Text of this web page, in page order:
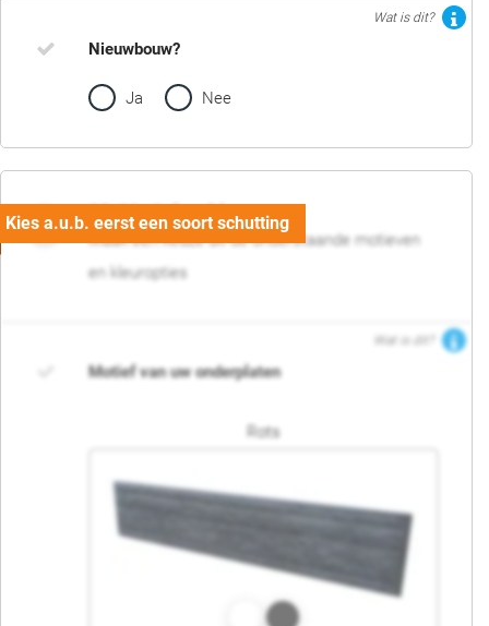
Wat is dit?
Nieuwbouw?
Ja Nee
02. Motief en kleur
Maak een keuze uit de onderstaande motieven
en kleuropties
Wat is dit?
Motief van uw onderplaten
Rots